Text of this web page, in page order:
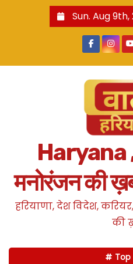
Sun. Aug 9th,
Haryana
मनोरंजन की
हरियाणा, देश विदेश,
की
Top